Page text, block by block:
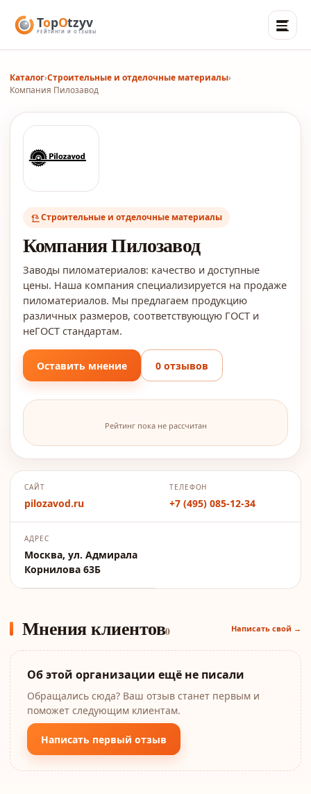
Каталог›Строительные и отделочные материалы›
Компания Пилозавод
Строительные и отделочные материалы
Компания Пилозавод
Заводы пиломатериалов: качество и доступные
цены. Наша компания специализируется на продаже
пиломатериалов. Мы предлагаем продукцию
различных размеров, соответствующую ГОСТ и
неГОСТ стандартам.
Оставить мнение 0 отзывов
Рейтинг пока не рассчитан
САЙТ
pilozavod.ru
ТЕЛЕФОН
+7 (495) 085-12-34
АДРЕС
Москва, ул. Адмирала
Корнилова 63Б
Мнения клиентов0 Написать свой →
Об этой организации ещё не писали
Обращались сюда? Ваш отзыв станет первым и
поможет следующим клиентам.
Написать первый отзыв